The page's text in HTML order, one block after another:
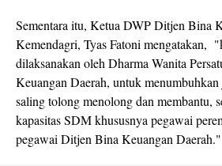
Sementara itu, Ketua DWP Ditjen Bina
Kemendagri, Tyas Fatoni mengatakan,
dilaksanakan oleh Dharma Wanita
Keuangan Daerah, untuk
saling tolong menolong dan membantu,
kapasitas SDM khususnya pegawai
pegawai Ditjen Bina Keuangan Daerah."